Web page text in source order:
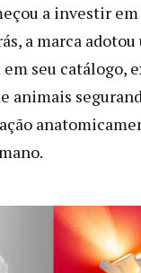
a investir
a marca
seu catálogo,
animais